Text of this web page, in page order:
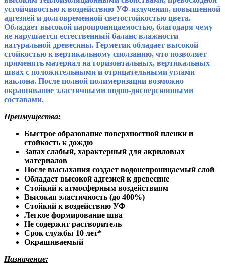
устойчивостью к воздействию УФ-излучения, повышенной
адгезией и долговременной светостойкостью цвета.
Обладает высокой паропроницаемостью, благодаря чему
не нарушается естественный баланс влажности
натуральной древесины. Герметик обладает высокой
стойкостью к вертикальному сползанию, что позволяет
применять материал на горизонтальных, вертикальных
швах с положительными и отрицательными углами
наклона. После полной полимеризации возможно
окрашивание эластичными водно-дисперсионными
составами.
Преимущества:
Быстрое образование поверхностной пленки и
стойкость к дождю
Запах слабый, характерный для акриловых
материалов
После высыхания создает водонепроницаемый слой
Обладает высокой адгезией к древесине
Стойкий к атмосферным воздействиям
Высокая эластичность (до 400%)
Стойкий к воздействию УФ
Легкое формирование шва
Не содержит растворитель
Срок службы 10 лет*
Окрашиваемый
Назначение: